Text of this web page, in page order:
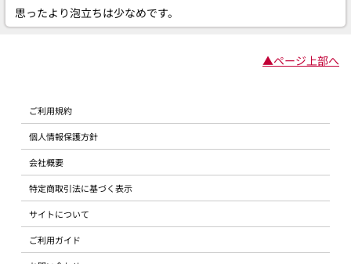
思ったより泡立ちは少なめです。
▲ページ上部へ
ご利用規約
個人情報保護方針
会社概要
特定商取引法に基づく表示
サイトについて
ご利用ガイド